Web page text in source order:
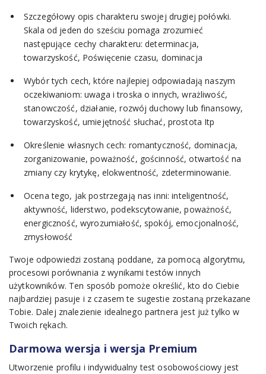
Szczegółowy opis charakteru swojej drugiej połówki.
Skala od jeden do sześciu pomaga zrozumieć
następujące cechy charakteru: determinacja,
towarzyskość, Poświęcenie czasu, dominacja
Wybór tych cech, które najlepiej odpowiadają naszym
oczekiwaniom: uwaga i troska o innych, wrażliwość,
stanowczość, działanie, rozwój duchowy lub finansowy,
towarzyskość, umiejętność słuchać, prostota Itp
Określenie własnych cech: romantyczność, dominacja,
zorganizowanie, poważność, gościnność, otwartość na
zmiany czy krytykę, elokwentność, zdeterminowanie.
Ocena tego, jak postrzegają nas inni: inteligentność,
aktywność, liderstwo, podekscytowanie, poważność,
energiczność, wyrozumiałość, spokój, emocjonalność,
zmysłowość
Twoje odpowiedzi zostaną poddane, za pomocą algorytmu,
procesowi porównania z wynikami testów innych
użytkowników. Ten sposób pomoże określić, kto do Ciebie
najbardziej pasuje i z czasem te sugestie zostaną przekazane
Tobie. Dalej znalezienie idealnego partnera jest już tylko w
Twoich rękach.
Darmowa wersja i wersja Premium
Utworzenie profilu i indywidualny test osobowościowy jest